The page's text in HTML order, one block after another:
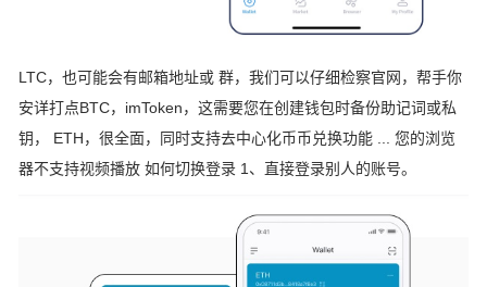
LTC，也可能会有邮箱地址或 群，我们可以仔细检察官网，帮手你
安详打点BTC，imToken，这需要您在创建钱包时备份助记词或私
钥， ETH，很全面，同时支持去中心化币币兑换功能 ... 您的浏览
器不支持视频播放 如何切换登录 1、直接登录别人的账号。